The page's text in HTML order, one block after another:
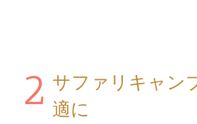
2 サファリキャン
適に